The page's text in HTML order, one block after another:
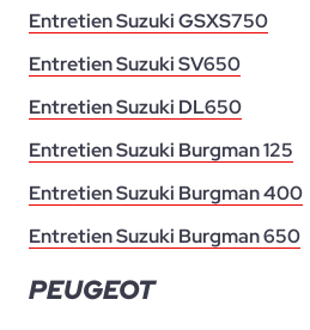
Entretien Suzuki GSXS750
Entretien Suzuki SV650
Entretien Suzuki DL650
Entretien Suzuki Burgman 125
Entretien Suzuki Burgman 400
Entretien Suzuki Burgman 650
PEUGEOT